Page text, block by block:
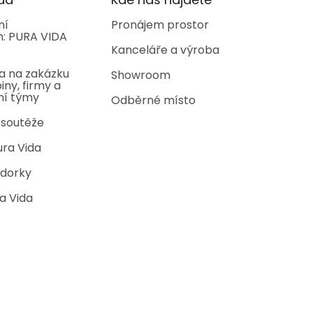
PURA VIDA
na zakázku
firmy a
týmy
Vida
Vida
Pronájem prostor
Kanceláře a výroba
Showroom
Odběrné místo